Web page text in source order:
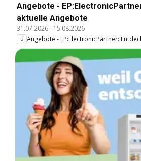
Angebote -
aktuelle Angebote
31.07.2026- 15.08.2026
Angebote - EP:ElectronicPartner: